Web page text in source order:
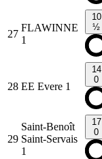
27
FLAWINNE
1
10
½
28 EE Evere 1
14
0
29
Saint-Benoît
Saint-Servais
1
17
0